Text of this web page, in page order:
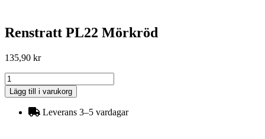
Renstratt PL22 Mörkröd
135,90 kr
Renstratt
PL22
Mörkröd
mängd
Lägg till i varukorg
Leverans 3–5 vardagar